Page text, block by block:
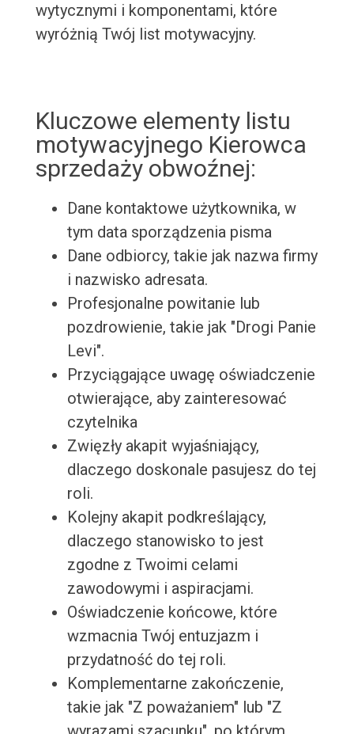
wytycznymi i komponentami, które
wyróżnią Twój list motywacyjny.
Kluczowe elementy listu
motywacyjnego Kierowca
sprzedaży obwoźnej:
Dane kontaktowe użytkownika, w
tym data sporządzenia pisma
Dane odbiorcy, takie jak nazwa firmy
i nazwisko adresata.
Profesjonalne powitanie lub
pozdrowienie, takie jak "Drogi Panie
Levi".
Przyciągające uwagę oświadczenie
otwierające, aby zainteresować
czytelnika
Zwięzły akapit wyjaśniający,
dlaczego doskonale pasujesz do tej
roli.
Kolejny akapit podkreślający,
dlaczego stanowisko to jest
zgodne z Twoimi celami
zawodowymi i aspiracjami.
Oświadczenie końcowe, które
wzmacnia Twój entuzjazm i
przydatność do tej roli.
Komplementarne zakończenie,
takie jak "Z poważaniem" lub "Z